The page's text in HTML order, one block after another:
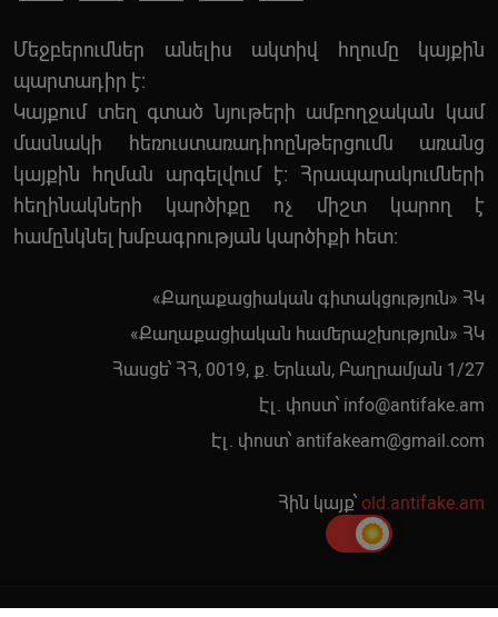
Մեջբերումներ անելիս ակտիվ հղումը կայքին
պարտադիր է:
Կայքում տեղ գտած նյութերի ամբողջական կամ
մասնակի հեռուստառադիոընթերցումն առանց
կայքին հղման արգելվում է: Հրապարակումների
հեղինակների կարծիքը ոչ միշտ կարող է
համընկնել խմբագրության կարծիքի հետ:
«Քաղաքացիական գիտակցություն» ՀԿ
«Քաղաքացիական համերաշխություն» ՀԿ
Հասցե՝ ՀՀ, 0019, ք. Երևան, Բաղրամյան 1/27
Էլ. փոստ՝ info@antifake.am
Էլ. փոստ՝ antifakeam@gmail.com
Հին կայք՝ old.antifake.am